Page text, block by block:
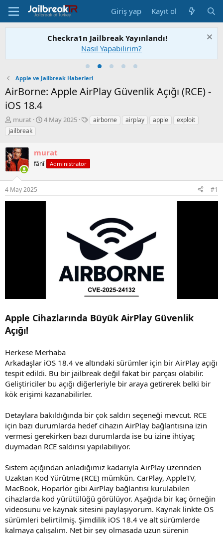
Giriş yap Kayıt ol
Checkra1n Jailbreak Yayınlandı!
Nasıl Yapabilirim?
Apple ve Jailbreak Haberleri
AirBorne: Apple AirPlay Güvenlik Açığı (RCE) -
iOS 18.4
K
o
n
u
S
a
h
i
b
i
murat
B
a
n
ı
t
4 May 2025
E
e
airborne airplay apple
exploit
jailbreak
murat
fânî Administrator
4 May 2025 #1
Apple Cihazlarında Büyük AirPlay Güvenlik
Açığı!
Herkese Merhaba
Arkadaşlar iOS 18.4 ve altındaki sürümler için bir AirPlay açığı
tespit edildi. Bu bir jailbreak değil fakat bir parçası olabilir.
Geliştiriciler bu açığı diğerleriyle bir araya getirerek belki bir
kök erişimi kazanabilirler.
Detaylara bakıldığında bir çok saldırı seçeneği mevcut. RCE
için bazı durumlarda hedef cihazın AirPlay bağlantısına izin
vermesi gerekirken bazı durumlarda ise bu izine ihtiyaç
duymadan RCE saldırısı yapılabiliyor.
Sistem açığından anladığımız kadarıyla AirPlay üzerinden
Uzaktan Kod Yürütme (RCE) mümkün. CarPlay, AppleTV,
MacBook, Hoparlör gibi AirPlay bağlantısı kurulabilen
cihazlarda kod yürütülüğü görülüyor. Aşağıda bir kaç örneğin
videosunu ve kaynak sitesini paylaşıyorum. Kaynak linkte OS
sürümleri belirtilmiş. Şimdilik iOS 18.4 ve alt sürümlerde
kalmaya çalışalım. Net bir şey olmasada uzun sürenin